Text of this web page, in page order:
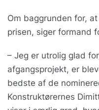
Om baggrunden for,
prisen, siger formand
– Jeg er utrolig glad
afgangsprojekt, er
bedste af de
Konstruktørernes